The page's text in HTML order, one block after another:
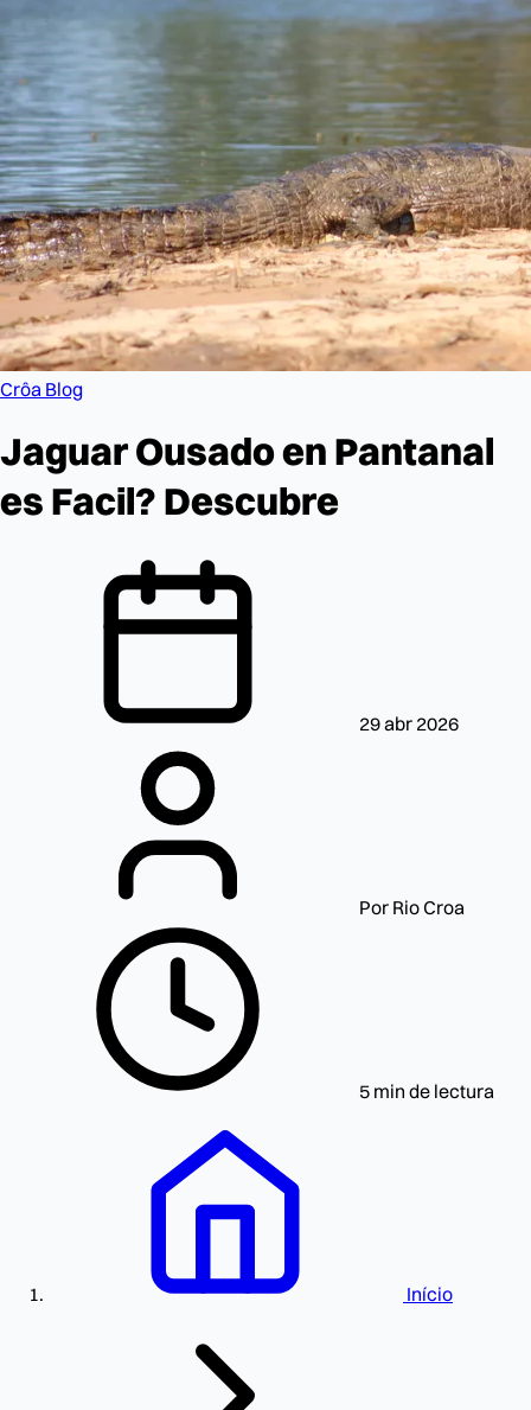
Crôa Blog
Jaguar Ousado en Pantanal
es Facil? Descubre
29 abr 2026
Por Rio Croa
5 min de lectura
Início